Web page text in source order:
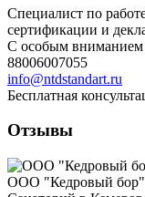
Специалист по
сертификации и
С особым вниманием
88006007055
info@ntdstandart.ru
Бесплатная
Отзывы
ООО "Кедровый бор"